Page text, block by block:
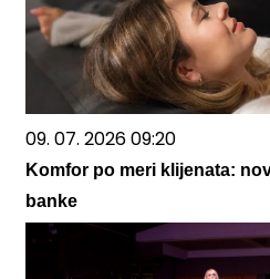
09. 07. 2026 09:20
Komfor po meri klijenata:
banke